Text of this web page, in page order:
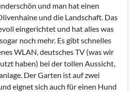
und man hat einen
und die Landschaft. Das
eingerichtet und hat alles was
noch mehr. Es gibt schnelles
WLAN, deutsches TV (was wir
haben) bei der tollen Aussicht,
Der Garten ist auf zwei
eignet sich auch für einen Hund